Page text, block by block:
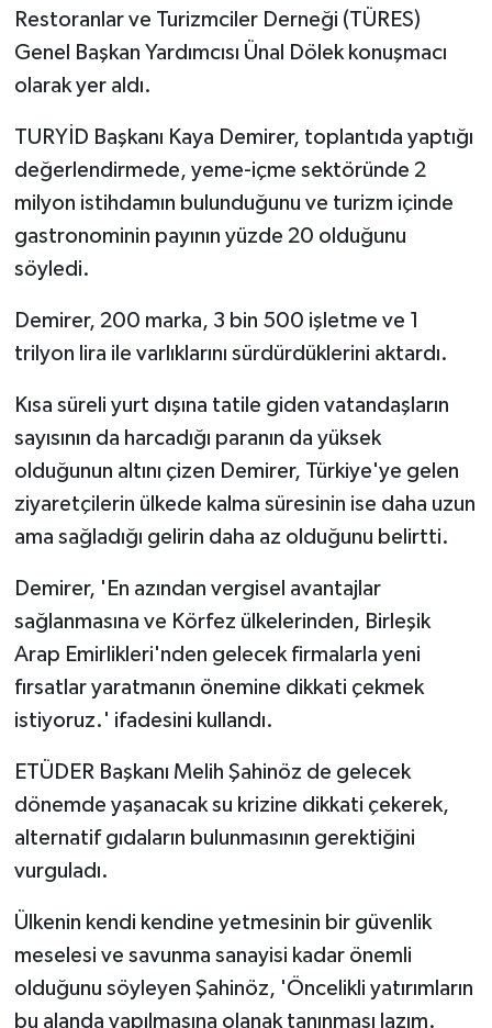
Restoranlar ve Turizmciler Derneği (TÜRES)
Genel Başkan Yardımcısı Ünal Dölek konuşmacı
olarak yer aldı.
TURYİD Başkanı Kaya Demirer, toplantıda yaptığı
değerlendirmede, yeme-içme sektöründe 2
milyon istihdamın bulunduğunu ve turizm içinde
gastronominin payının yüzde 20 olduğunu
söyledi.
Demirer, 200 marka, 3 bin 500 işletme ve 1
trilyon lira ile varlıklarını sürdürdüklerini aktardı.
Kısa süreli yurt dışına tatile giden vatandaşların
sayısının da harcadığı paranın da yüksek
olduğunun altını çizen Demirer, Türkiye'ye gelen
ziyaretçilerin ülkede kalma süresinin ise daha uzun
ama sağladığı gelirin daha az olduğunu belirtti.
Demirer, 'En azından vergisel avantajlar
sağlanmasına ve Körfez ülkelerinden, Birleşik
Arap Emirlikleri'nden gelecek firmalarla yeni
fırsatlar yaratmanın önemine dikkati çekmek
istiyoruz.' ifadesini kullandı.
ETÜDER Başkanı Melih Şahinöz de gelecek
dönemde yaşanacak su krizine dikkati çekerek,
alternatif gıdaların bulunmasının gerektiğini
vurguladı.
Ülkenin kendi kendine yetmesinin bir güvenlik
meselesi ve savunma sanayisi kadar önemli
olduğunu söyleyen Şahinöz, 'Öncelikli yatırımların
bu alanda yapılmasına olanak tanınması lazım.